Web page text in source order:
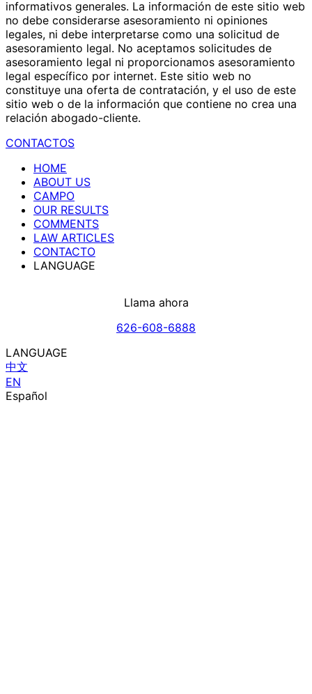
informativos generales. La información de este sitio web
no debe considerarse asesoramiento ni opiniones
legales, ni debe interpretarse como una solicitud de
asesoramiento legal. No aceptamos solicitudes de
asesoramiento legal ni proporcionamos asesoramiento
legal específico por internet. Este sitio web no
constituye una oferta de contratación, y el uso de este
sitio web o de la información que contiene no crea una
relación abogado-cliente.
CONTACTOS
HOME
ABOUT US
CAMPO
OUR RESULTS
COMMENTS
LAW ARTICLES
CONTACTO
LANGUAGE
Llama ahora
626-608-6888
LANGUAGE
中文
EN
Español